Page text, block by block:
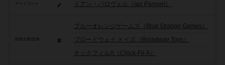
アートワーク イアン・パロヴェル（Ian Parovel）
ブルーオレンジゲームズ（Blue Orange Games）
ブロードウェイ トイズ（Broadway Toys）
チックフィルA（Chick-Fil-A）